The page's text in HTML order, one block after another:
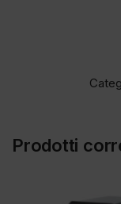
Prodotti